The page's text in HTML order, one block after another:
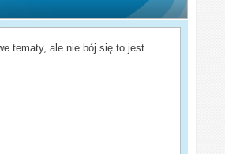
tematy, ale nie bój się to jest